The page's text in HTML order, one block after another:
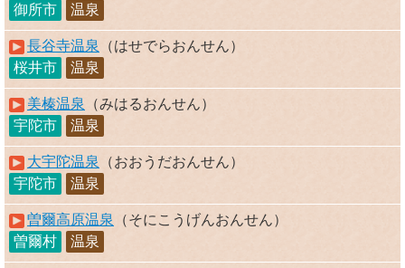
御所市
温泉
長谷寺温泉
（はせでらおんせん）
桜井市
温泉
美榛温泉
（みはるおんせん）
宇陀市
温泉
大宇陀温泉
（おおうだおんせん）
宇陀市
温泉
曽爾高原温泉
（そにこうげんおんせん）
曽爾村
温泉